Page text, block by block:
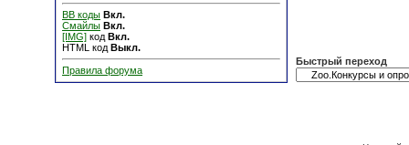
BB коды Вкл.
Смайлы Вкл.
[IMG] код Вкл.
HTML код Выкл.
Правила форума
Быстрый переход